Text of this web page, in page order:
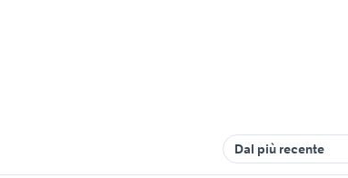
Dal più recente